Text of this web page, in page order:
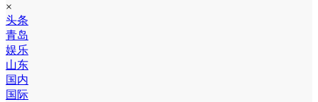
×
头条
青岛
娱乐
山东
国内
国际